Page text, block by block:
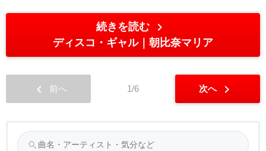
続きを読む chevron_right
ディスコ・ギャル 朝比奈マリア
chevron_left 前へ 1/6 次へ chevron_right
search